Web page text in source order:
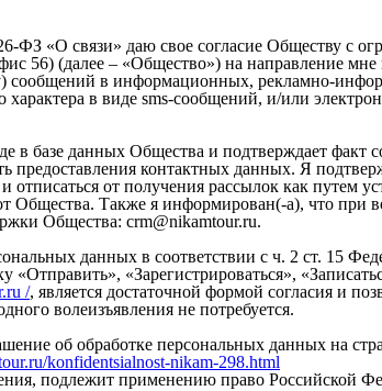
«О связи» даю свое согласие Обществу с
56) (далее – «Общество») на направление
сообщений в информационных, рекламно-
в виде sms-сообщений, и/или
в базе данных Общества и подтверждает факт
предоставления контактных данных. Я
отписаться от получения рассылок как путем
Общества. Также я информирован(-а), что при
Общества: crm@nikamtour.ru.
данных в соответствии с ч. 2 ст. 15
«Зарегистрироваться»,
/, является достаточной формой согласия и
волеизъявления не потребуется.
об обработке персональных данных на
konfidentsialnost-nikam-298.html
подлежит применению право Российской